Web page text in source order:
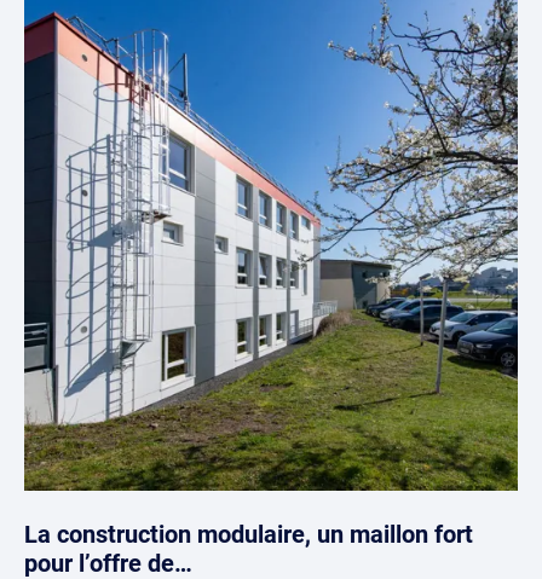
La construction modulaire, un maillon fort
pour l’offre de…